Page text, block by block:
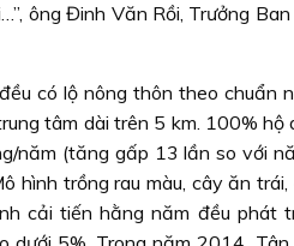
ông Đinh Văn Rồi, Trưởng
có lộ nông thôn theo chuẩn
tâm dài trên 5 km. 100% hộ
năm (tăng gấp 13 lần so với
hình trồng rau màu, cây ăn trái,
cải tiến hằng năm đều phát